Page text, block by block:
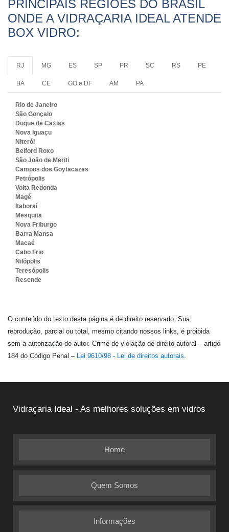
PRINCIPAIS REGIÕES DO BRASIL
ONDE A VIDRAÇARIA IDEAL ATENDE
BOX VIDRO:
RJ MG ES SP PR SC RS PE
BA CE GO e DF AM PA
Rio de Janeiro
São Gonçalo
Duque de Caxias
Nova Iguaçu
Niterói
Belford Roxo
São João de Meriti
Campos dos Goytacazes
Petrópolis
Volta Redonda
Magé
Itaboraí
Mesquita
Nova Friburgo
Barra Mansa
Macaé
Cabo Frio
Nilópolis
Teresópolis
Resende
O conteúdo do texto desta página é de direito reservado. Sua
reprodução, parcial ou total, mesmo citando nossos links, é proibida
sem a autorização do autor. Crime de violação de direito autoral – artigo
184 do Código Penal – Lei 9610/98 - Lei de direitos autorais.
Vidraçaria Ideal - As melhores soluções em vidros
Home
Quem Somos
Informações